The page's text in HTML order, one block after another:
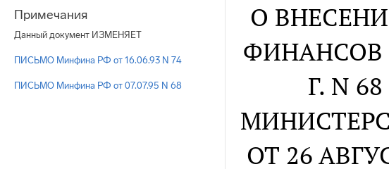
Примечания
Данный документ ИЗМЕНЯЕТ
ПИСЬМО Минфина РФ от 16.06.93 N 74
ПИСЬМО Минфина РФ от 07.07.95 N 68
О
ФИНАНСОВ
Г. N
ОТ 26